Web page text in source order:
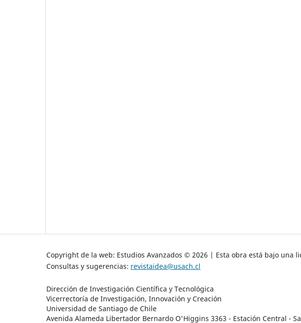
Copyright de la web: Estudios Avanzados © 2026 | Esta obra está bajo una
Consultas y sugerencias: revistaidea@usach.cl
Dirección de Investigación Científica y Tecnológica
Vicerrectoría de Investigación, Innovación y Creación
Universidad de Santiago de Chile
Avenida Alameda Libertador Bernardo O'Higgins 3363 - Estación Central -